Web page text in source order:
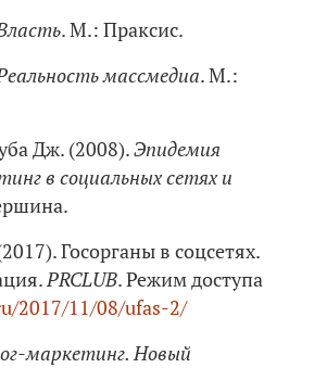
. М.: Праксис.
массмедиа. М.:
Дж. (2008).Эпидемия
в социальных сетях и
Госорганы в соцсетях.
PRCLUB. Режим доступа
2017/11/08/ufas‑2/
маркетинг. Новый